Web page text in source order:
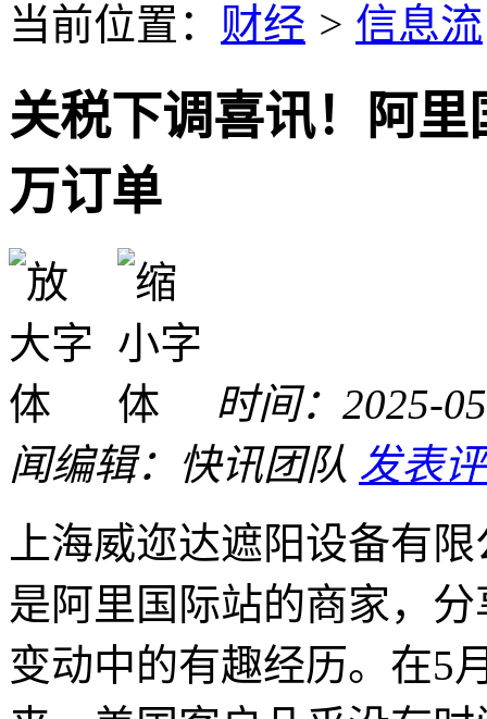
当前位置： 财经 > 信息流
关税下调喜讯！阿
万订单
时间：2025-
闻编辑：快讯团队 发表
上海威迩达遮阳设备有
是阿里国际站的商家，
变动中的有趣经历。在5